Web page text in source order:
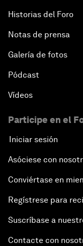
Historias del Foro
Notas de prensa
Galería de fotos
Pódcast
Vídeos
Participe en el
Iniciar sesión
Asóciese con
Conviértase en
Regístrese para
Suscríbase a
Contacte con